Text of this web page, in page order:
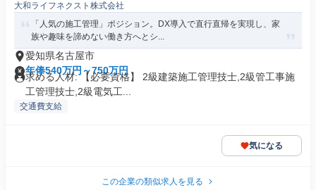
大和ライフネクスト株式会社
「人気の施工管理」ポジション。DX導入で直行直帰を実現し、家
族や趣味を諦めない働き方へとシ...
愛知県名古屋市
年俸540万円～750万円
求める人材: 【必要資格】 2級建築施工管理技士,2級管工事施
工管理技士,2級電気工...
交通費支給
気になる
この企業の類似求人を見る